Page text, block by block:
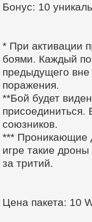
Бонус: 10
* При активации
боями. Каждый
предыдущего вне
поражения.
**Бой будет
присоединиться.
союзников.
*** Проникающие
игре такие
за тритий.
Цена пакета: 10